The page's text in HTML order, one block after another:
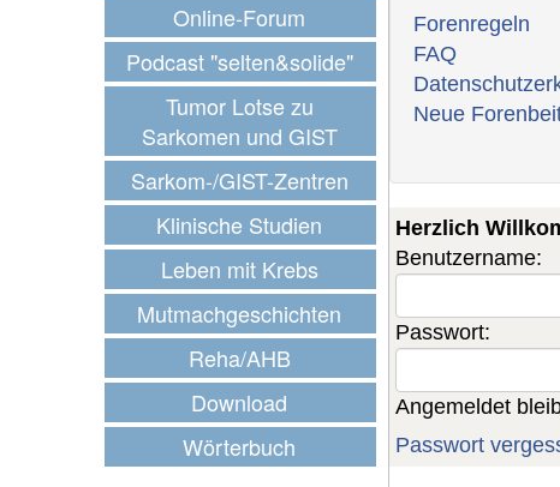
Online-Forum
Podcast "selten&solide"
Tumor Lotse zu
Sarkomen und GIST
Sarkom-/GIST-Zentren
Klinische Studien
Leben mit Krebs
Mutmachgeschichten
Reha/AHB
Download
Wörterbuch
Forenregeln
FAQ
Neue
Herzlich
Benutzername:
Passwort:
Angemeldet
Passwort